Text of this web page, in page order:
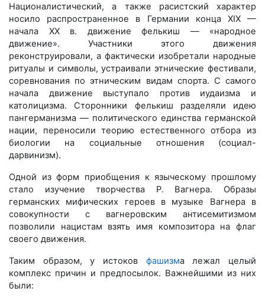
Националистический, а также расистский характер
носило распространенное в Германии конца XIX —
начала XX в. движение фелькиш — «народное
движение». Участники этого движения
реконструировали, а фактически изобретали народные
ритуалы и символы, устраивали этнические фестивали,
соревнования по этническим видам спорта. С самого
начала движение выступало против иудаизма и
католицизма. Сторонники фелькиш разделяли идею
пангерманизма — политического единства германской
нации, переносили теорию естественного отбора из
биологии на социальные отношения (социал-
дарвинизм).
Одной из форм приобщения к языческому прошлому
стало изучение творчества Р. Вагнера. Образы
германских мифических героев в музыке Вагнера в
совокупности с вагнеровским антисемитизмом
позволили нацистам взять имя композитора на флаг
своего движения.
Таким образом, у истоков фашизма лежал целый
комплекс причин и предпосылок. Важнейшими из них
были: